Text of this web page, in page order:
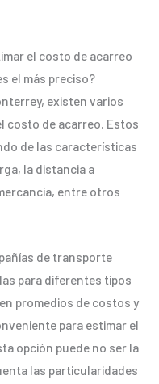
el costo de acarreo
el más preciso?
existen varios
costo de acarreo. Estos
de las características
la distancia a
entre otros
de transporte
para diferentes tipos
promedios de costos y
para estimar el
opción puede no ser la
las particularidades